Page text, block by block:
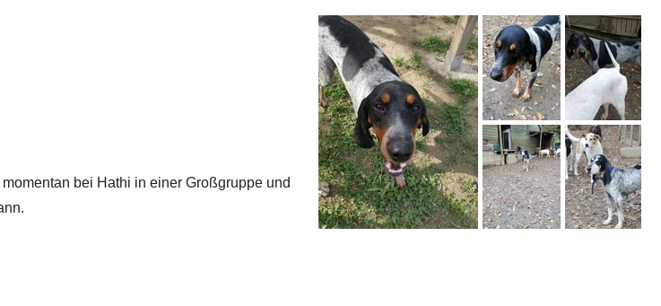
bei Hathi in einer Großgruppe und